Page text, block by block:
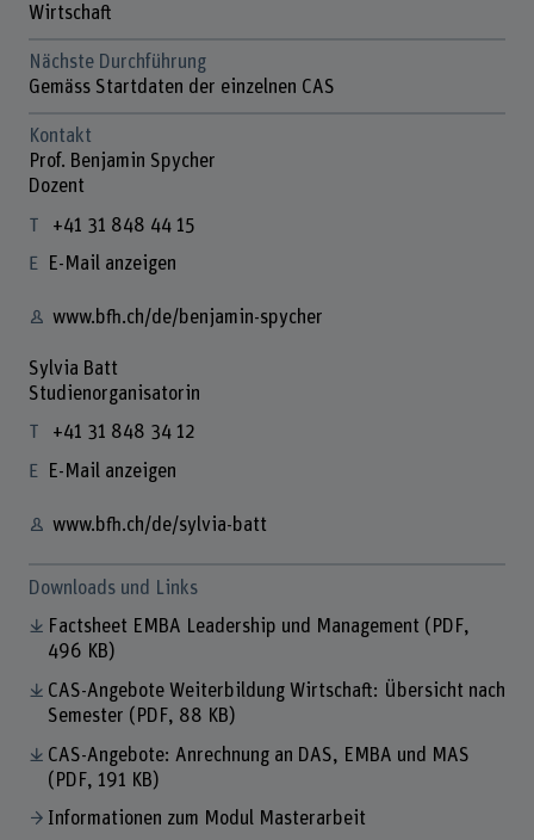
Wirtschaft
Nächste Durchführung
Gemäss Startdaten der einzelnen CAS
Kontakt
Prof. Benjamin Spycher
Dozent
+41 31 848 44 15
E-Mail anzeigen
www.bfh.ch/de/benjamin-spycher
Sylvia Batt
Studienorganisatorin
+41 31 848 34 12
E-Mail anzeigen
www.bfh.ch/de/sylvia-batt
Downloads und Links
Factsheet EMBA Leadership und Management (PDF,
496 KB)
CAS-Angebote Weiterbildung Wirtschaft: Übersicht nach
Semester (PDF, 88 KB)
CAS-Angebote: Anrechnung an DAS, EMBA und MAS
(PDF, 191 KB)
Informationen zum Modul Masterarbeit